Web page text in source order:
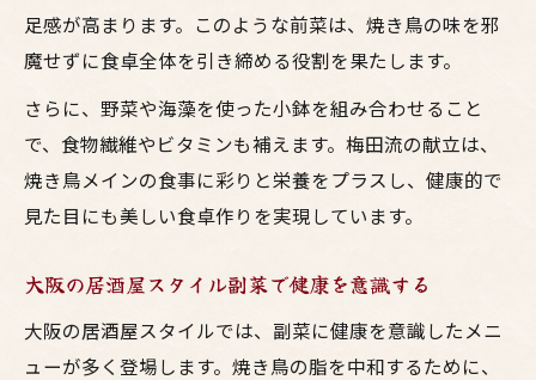
足感が高まります。このような前菜は、焼き鳥の味を邪
魔せずに食卓全体を引き締める役割を果たします。
さらに、野菜や海藻を使った小鉢を組み合わせること
で、食物繊維やビタミンも補えます。梅田流の献立は、
焼き鳥メインの食事に彩りと栄養をプラスし、健康的で
見た目にも美しい食卓作りを実現しています。
大阪の居酒屋スタイル副菜で健康を意識する
大阪の居酒屋スタイルでは、副菜に健康を意識したメニ
ューが多く登場します。焼き鳥の脂を中和するために、